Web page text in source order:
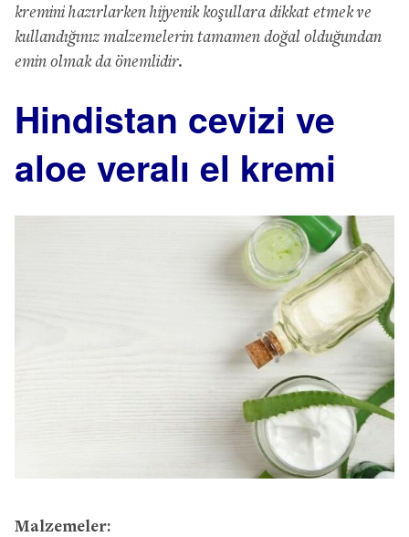
kremini hazırlarken hijyenik koşullara dikkat etmek ve
kullandığınız malzemelerin tamamen doğal olduğundan
emin olmak da önemlidir.
Hindistan cevizi ve
aloe veralı el kremi
Malzemeler: